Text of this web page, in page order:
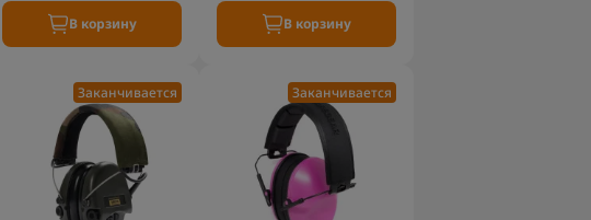
В корзину В корзину
Заканчивается Заканчивается